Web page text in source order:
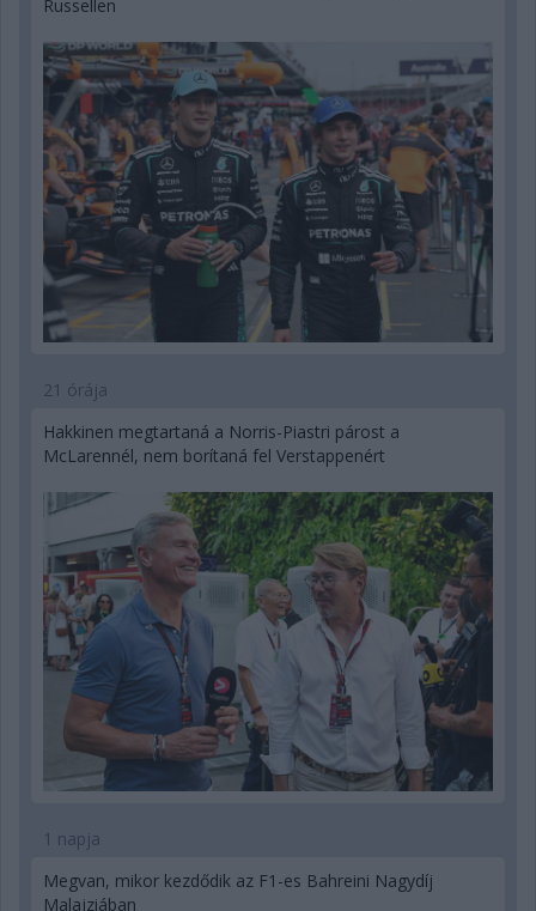
Russellen
21 órája
Hakkinen megtartaná a Norris-Piastri párost a
McLarennél, nem borítaná fel Verstappenért
1 napja
Megvan, mikor kezdődik az F1-es Bahreini Nagydíj
Malajziában